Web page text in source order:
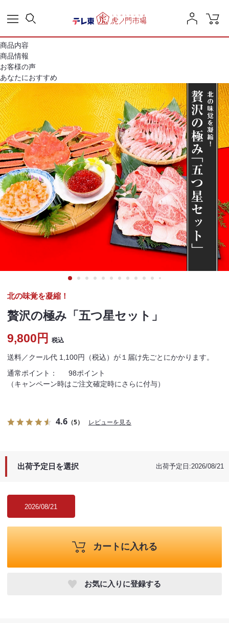
商品内容
商品情報
お客様の声
あなたにおすすめ
贅沢の極み「五つ星セット」
北の味覚を凝縮！
9,800円 税込
通常ポイント：
98ポイント
（キャンペーン時はご注文確定時にさらに付与）
送料／クール代 1,100円（税込）が１届け先ごとにかかります。
4.6 （5） レビューを見る
出荷予定日を選択 出荷予定日:2026/08/21
2026/08/21
カートに入れる
お気に入りに登録する